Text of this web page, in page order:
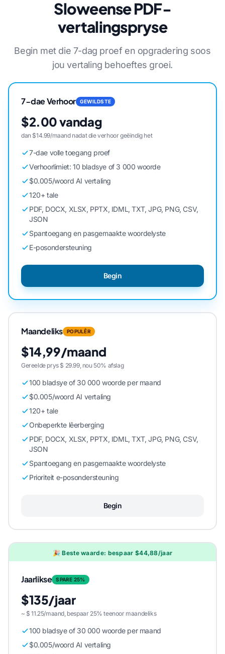
Sloweense PDF-
vertalingspryse
Begin met die 7-dag proef en opgradering soos
jou vertaling behoeftes groei.
7-dae Verhoor GEWILDSTE
$2.00 vandag
dan $14.99/maand nadat die verhoor geëindig het
7-dae volle toegang proef
Verhoorlimiet: 10 bladsye of 3 000 woorde
$0.005/woord AI vertaling
120+ tale
PDF, DOCX, XLSX, PPTX, IDML, TXT, JPG, PNG, CSV,
JSON
Spantoegang en pasgemaakte woordelyste
E-posondersteuning
Begin
Maandeliks POPULÊR
$14,99/maand
Gereelde prys $ 29.99, nou 50% afslag
100 bladsye of 30 000 woorde per maand
$0.005/woord AI vertaling
120+ tale
Onbeperkte lêerberging
PDF, DOCX, XLSX, PPTX, IDML, TXT, JPG, PNG, CSV,
JSON
Spantoegang en pasgemaakte woordelyste
Prioriteit e-posondersteuning
Begin
🎉 Beste waarde: bespaar $44,88/jaar
Jaarlikse SPARE 25%
$135/jaar
~ $ 11.25/maand, bespaar 25% teenoor maandeliks
100 bladsye of 30 000 woorde per maand
$0.005/woord AI vertaling